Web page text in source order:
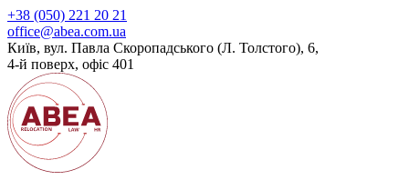
+38 (050) 221 20 21
office@abea.com.ua
Київ, вул. Павла Скоропадського (Л. Толстого), 6,
4-й поверх, офіс 401